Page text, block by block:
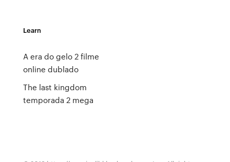
Learn
A era do gelo 2 filme
online dublado
The last kingdom
temporada 2 mega